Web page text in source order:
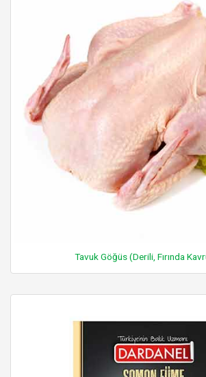
Tavuk Göğüs (Derili, Fırında